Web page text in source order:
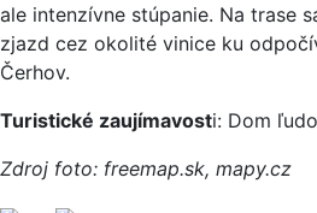
ale intenzívne stúpanie. Na trase
zjazd cez okolité vinice ku
Čerhov.
Turistické zaujímavosti: Dom
Zdroj foto: freemap.sk, mapy.cz